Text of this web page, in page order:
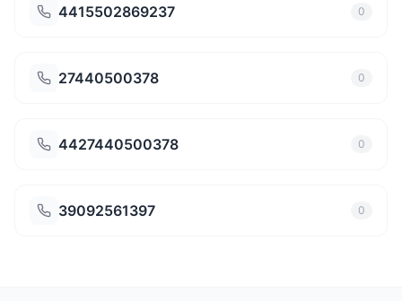
4415502869237 0
27440500378 0
4427440500378 0
39092561397 0